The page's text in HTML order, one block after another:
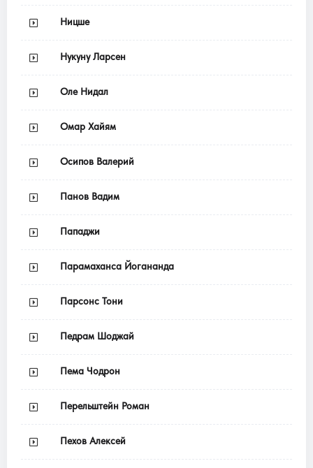
Ницше
Нукуну Ларсен
Оле Нидал
Омар Хайям
Осипов Валерий
Панов Вадим
Пападжи
Парамаханса Йогананда
Парсонс Тони
Педрам Шоджай
Пема Чодрон
Перельштейн Роман
Пехов Алексей